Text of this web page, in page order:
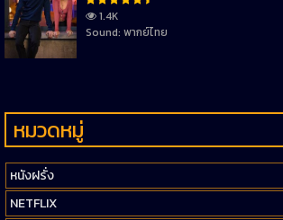
1.4K
Sound: พากย์ไทย
หมวดหมู่
หนังฝรั่ง
NETFLIX